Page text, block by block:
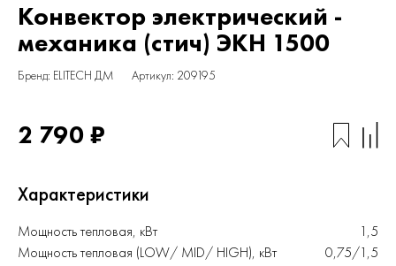
Конвектор электрический -
механика (стич) ЭКН 1500
Бренд: ELITECH ДМ Артикул: 209195
2 790 ₽
Характеристики
Мощность тепловая, кВт
1,5
Мощность тепловая (LOW/ MID/ HIGH), кВт
0,75/1,5